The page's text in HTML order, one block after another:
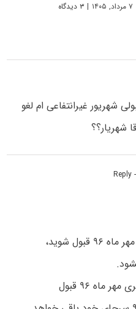
۷ مرداد, ۱۴۰۵ | ۳ دیدگاه
شهریور غیرانتفاعی ام لغو
شهریار؟؟
-
اگر تکمیل ظرفیت سراسری مهر ماه ۹۶ قبول شوید،
اما اگر تکمیل ظرفیت سراسری مهر ماه ۹۶ قبول